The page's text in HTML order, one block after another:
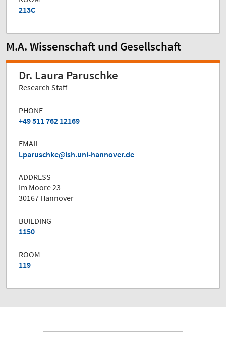
213C
M.A. Wissenschaft und Gesellschaft
Dr. Laura Paruschke
Research Staff
PHONE
+49 511 762 12169
EMAIL
l.paruschke
ish.uni-hannover.de
ADDRESS
Im Moore 23
30167 Hannover
BUILDING
1150
ROOM
119